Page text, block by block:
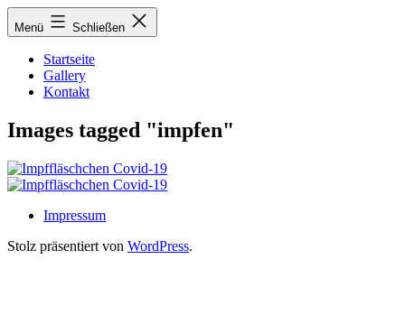
Zum
Inhalt
Menü Schließen
Startseite
Gallery
Kontakt
Images tagged "impfen"
Impressum
Stolz präsentiert von WordPress.